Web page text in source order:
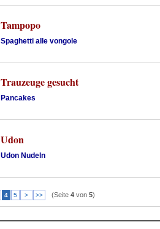
Tampopo
Spaghetti alle vongole
Trauzeuge gesucht
Pancakes
Udon
Udon Nudeln
4 5 > >> (Seite 4 von 5)